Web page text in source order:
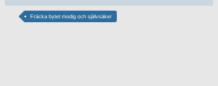
Fräcka bytet modig och självsäker